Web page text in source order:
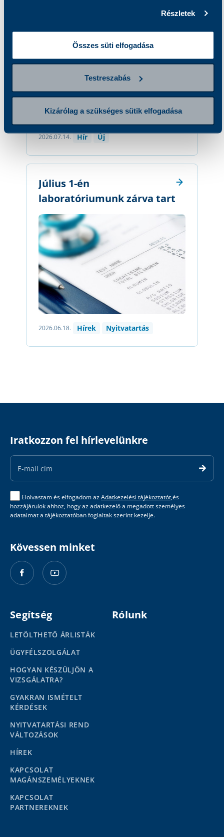
Részletek
Összes süti elfogadása
Testreszabás
Kizárólag a szükséges sütik elfogadása
2026.07.14. Hír Új
Július 1-én
laboratóriumunk zárva tart
2026.06.18. Hírek Nyitvatartás
Iratkozzon fel hírlevelünkre
Email
Address
Elolvastam és elfogadom azAdatkezelési tájékoztatót,és
hozzájárulok ahhoz, hogy az adatkezelő a megadott személyes
adataimat a tájékoztatóban foglaltak szerint kezelje.
Kövessen minket
Segítség
LETÖLTHETŐ ÁRLISTÁK
ÜGYFÉLSZOLGÁLAT
HOGYAN KÉSZÜLJÖN A
VIZSGÁLATRA?
GYAKRAN ISMÉTELT
KÉRDÉSEK
NYITVATARTÁSI REND
VÁLTOZÁSOK
HÍREK
KAPCSOLAT
MAGÁNSZEMÉLYEKNEK
KAPCSOLAT
PARTNEREKNEK
Rólunk